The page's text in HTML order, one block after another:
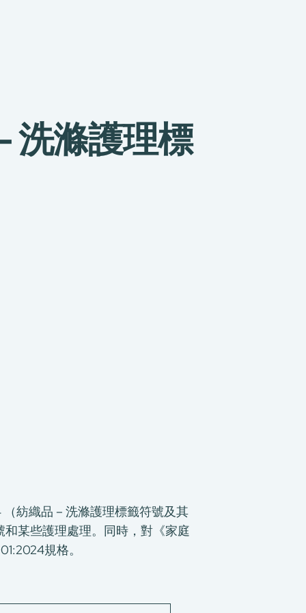
洗滌護理標
紡織品 – 洗滌護理標籤符號及其
某些護理處理。同時，對《家庭
規格。